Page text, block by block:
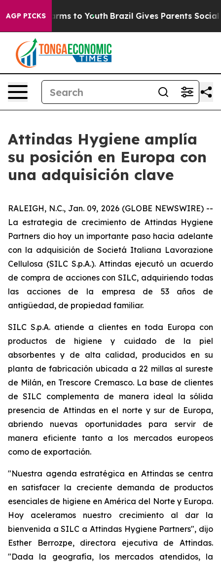
AGP PICKS
Abate Harms to Youth Brazil Gives Parents Social
Attindas Hygiene amplía
su posición en Europa con
una adquisición clave
RALEIGH, N.C., Jan. 09, 2026 (GLOBE NEWSWIRE) --
La estrategia de crecimiento de Attindas Hygiene
Partners dio hoy un importante paso hacia adelante
con la adquisición de Societá Italiana Lavorazione
Cellulosa (SILC S.p.A.). Attindas ejecutó un acuerdo
de compra de acciones con SILC, adquiriendo todas
las acciones de la empresa de 53 años de
antigüedad, de propiedad familiar.
SILC S.p.A. atiende a clientes en toda Europa con
productos de higiene y cuidado de la piel
absorbentes y de alta calidad, producidos en su
planta de fabricación ubicada a 22 millas al sureste
de Milán, en Trescore Cremasco. La base de clientes
de SILC complementa de manera ideal la sólida
presencia de Attindas en el norte y sur de Europa,
abriendo nuevas oportunidades para servir de
manera eficiente tanto a los mercados europeos
como de exportación.
"Nuestra agenda estratégica en Attindas se centra
en satisfacer la creciente demanda de productos
esenciales de higiene en América del Norte y Europa.
Hoy aceleramos nuestro crecimiento al dar la
bienvenida a SILC a Attindas Hygiene Partners", dijo
Esther Berrozpe, directora ejecutiva de Attindas.
"Dada la geografía, los mercados atendidos, la